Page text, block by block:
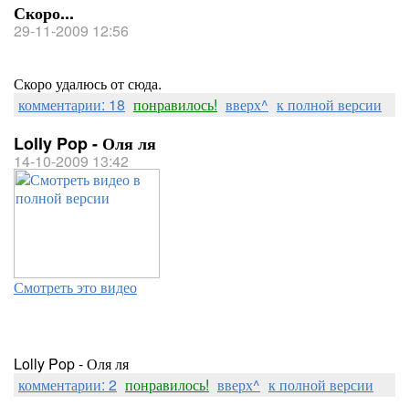
Скоро...
29-11-2009 12:56
Скоро удалюсь от сюда.
комментарии: 18 понравилось! вверх^ к полной версии
Lolly Pop - Оля ля
14-10-2009 13:42
Смотреть это видео
Lolly Pop - Оля ля
комментарии: 2 понравилось! вверх^ к полной версии